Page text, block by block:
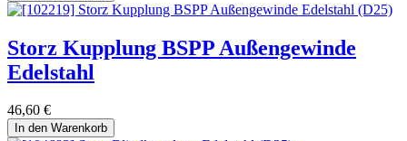
Storz Kupplung BSPP Außengewinde
Edelstahl
46,60 €
In den Warenkorb